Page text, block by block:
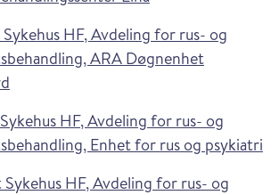
HF, Avdeling for rus- og
ARA Døgnenhet
HF, Avdeling for rus- og
Enhet for rus og psykiatri
HF, Avdeling for rus- og